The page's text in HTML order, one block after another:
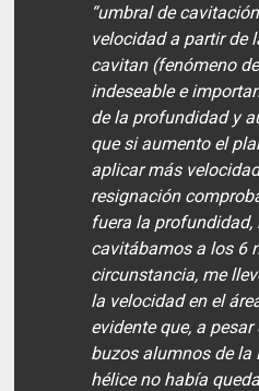
“umbral de
velocidad a partir de
cavitan (fenómeno
indeseable e
de la profundidad y
que si aumento el
aplicar más
resignación
fuera la profundidad,
cavitábamos a los 6
circunstancia, me
la velocidad en el
evidente que, a
buzos alumnos de la
hélice no había